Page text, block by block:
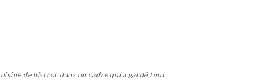
de bistrot dans un cadre qui a gardé tout